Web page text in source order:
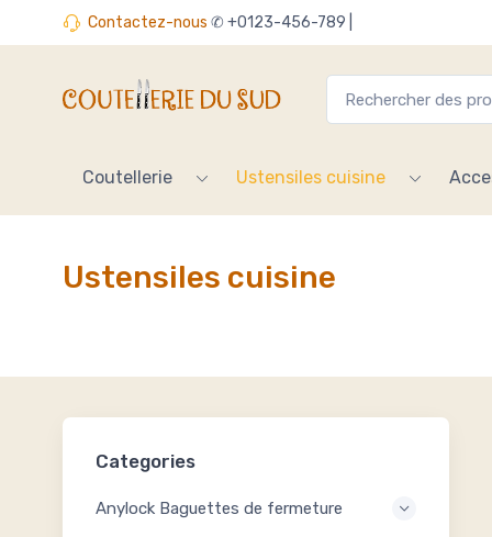
Contactez-nous ✆ +0123-456-789 |
Coutellerie Ustensiles cuisine
Ustensiles cuisine
Categories
Anylock Baguettes de fermeture